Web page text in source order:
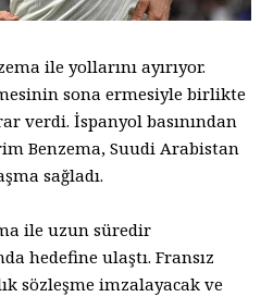
ile yollarını ayırıyor.
sona ermesiyle birlikte
verdi. İspanyol basınından
Benzema, Suudi Arabistan
sağladı.
ile uzun süredir
hedefine ulaştı. Fransız
sözleşme imzalayacak ve